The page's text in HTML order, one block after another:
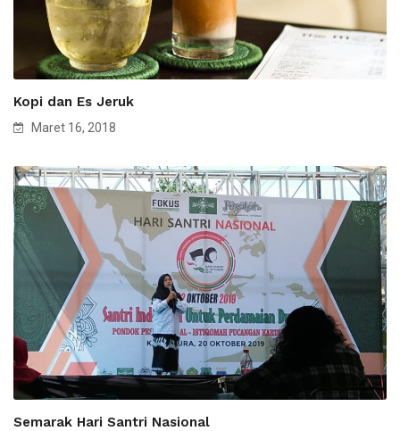
Kopi dan Es Jeruk
Maret 16, 2018
Semarak Hari Santri Nasional